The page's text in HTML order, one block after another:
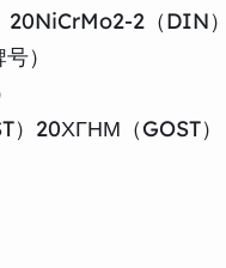
2（DIN）
）
20ХГНМ（GOST）